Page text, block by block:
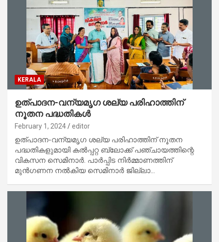
KERALA
ഉത്പാദന-വന്യമൃഗ ശല്യ പരിഹാത്തിന്
നൂതന പദ്ധതികള്‍
February 1, 2024 editor
ഉത്പാദന-വന്യമൃഗ ശല്യ പരിഹാത്തിന് നൂതന
പദ്ധതികളുമായി കല്‍പ്പറ്റ ബ്ലോക്ക് പഞ്ചായത്തിന്റെ
വികസന സെമിനാര്‍. പാര്‍പ്പിട നിര്‍മ്മാണത്തിന്
മുന്‍ഗണന നല്‍കിയ സെമിനാര്‍ ജില്ലാ…